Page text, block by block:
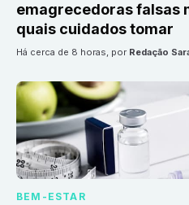
emagrecedoras falsas
quais cuidados tomar
há cerca de 8 horas, por Redação
BEM-ESTAR